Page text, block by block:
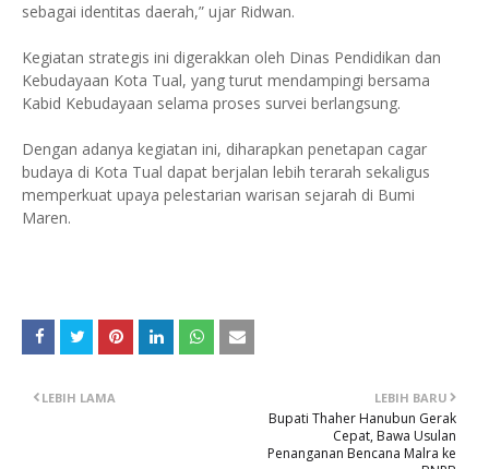
sebagai identitas daerah,” ujar Ridwan.
Kegiatan strategis ini digerakkan oleh Dinas Pendidikan dan
Kebudayaan Kota Tual, yang turut mendampingi bersama
Kabid Kebudayaan selama proses survei berlangsung.
Dengan adanya kegiatan ini, diharapkan penetapan cagar
budaya di Kota Tual dapat berjalan lebih terarah sekaligus
memperkuat upaya pelestarian warisan sejarah di Bumi
Maren.
LEBIH BARU
Bupati Thaher Hanubun Gerak
Cepat, Bawa Usulan
Penanganan Bencana Malra ke
LEBIH LAMA